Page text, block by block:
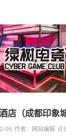
店（成都印象
05 作者：网站编辑 点